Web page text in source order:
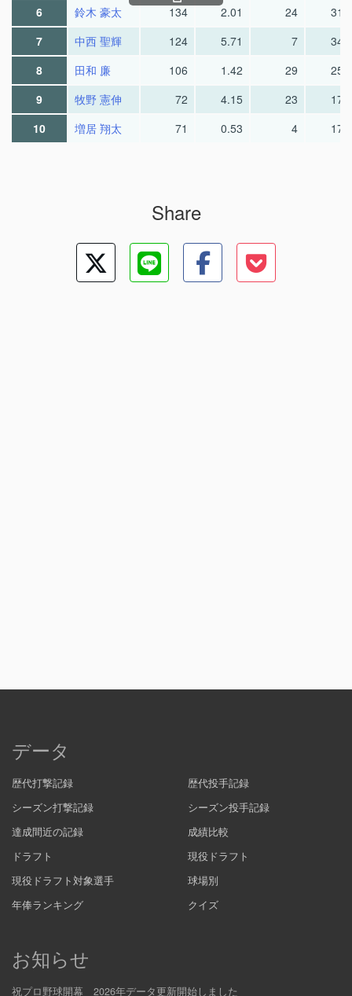
6
鈴木 豪太 134 2.01 24
31.1
7
中西 聖輝 124 5.71 7
34.2
8
田和 廉 106 1.42 29
25.1
9
牧野 憲伸 72 4.15 23
17.1
10
増居 翔太 71 0.53 4 17.0
Share
データ
歴代打撃記録
歴代投手記録
シーズン打撃記録
シーズン投手記録
達成間近の記録
成績比較
ドラフト
現役ドラフト
現役ドラフト対象選手
球場別
年俸ランキング
クイズ
お知らせ
祝プロ野球開幕 2026年データ更新開始しました